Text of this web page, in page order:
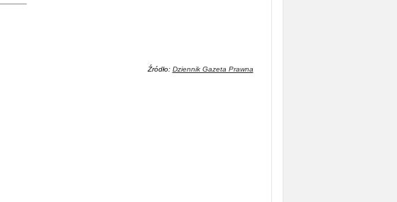
Źródło: Dziennik Gazeta Prawna